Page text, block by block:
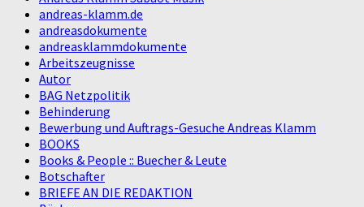
andreas-klamm.de
andreasdokumente
andreasklammdokumente
Arbeitszeugnisse
Autor
BAG Netzpolitik
Behinderung
Bewerbung und Auftrags-Gesuche Andreas Klamm
BOOKS
Books & People :: Buecher & Leute
Botschafter
BRIEFE AN DIE REDAKTION